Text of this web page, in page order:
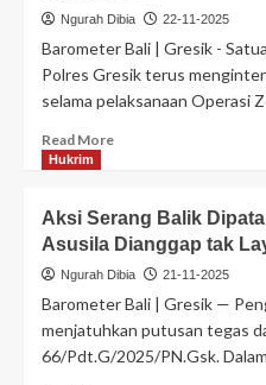
Ngurah Dibia 22-11-2025
Barometer Bali | Gresik -
Polres Gresik terus
selama pelaksanaan Operasi
Read More
Hukrim
Aksi Serang Balik
Asusila Dianggap tak
Ngurah Dibia 21-11-2025
Barometer Bali | Gresik —
menjatuhkan putusan tegas
66/Pdt.G/2025/PN.Gsk.